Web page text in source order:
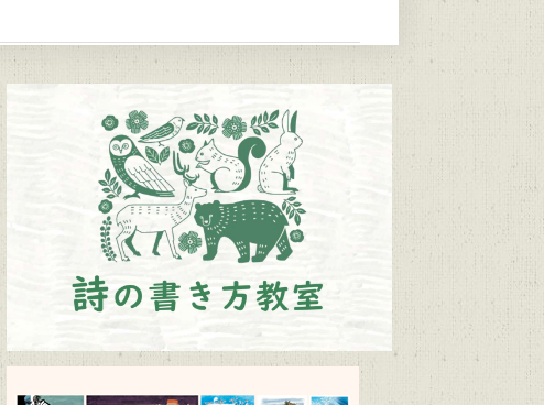
とび、ウサギもはねて、花ゆれて、走ってこ
～9/14）